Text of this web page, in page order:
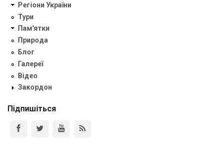
Регіони України
Тури
Пам'ятки
Природа
Блог
Галереї
Відео
Закордон
Підпишіться